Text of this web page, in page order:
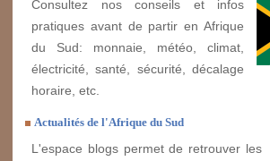
Consultez nos conseils et infos
pratiques avant de partir en Afrique
du Sud: monnaie, météo, climat,
électricité, santé, sécurité, décalage
horaire, etc.
Actualités de l'Afrique du Sud
L'espace blogs permet de retrouver les